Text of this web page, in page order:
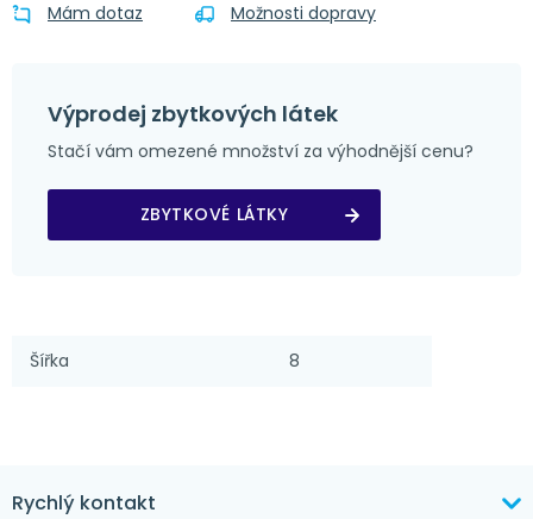
Mám dotaz Možnosti dopravy
Výprodej zbytkových látek
Stačí vám omezené množství za výhodnější cenu?
ZBYTKOVÉ LÁTKY
Šířka 8
Rychlý kontakt